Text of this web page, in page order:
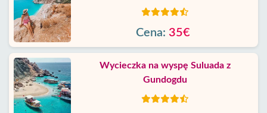
Cena: 35€
Wycieczka na wyspę Suluada z
Gundogdu